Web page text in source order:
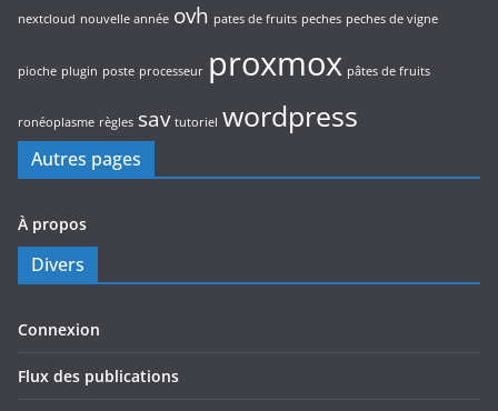
nextcloud nouvelle année ovh pates de fruits peches peches de vigne
pioche plugin poste processeur proxmox pâtes de fruits
ronéoplasme règles sav tutoriel wordpress
Autres pages
À propos
Divers
Connexion
Flux des publications